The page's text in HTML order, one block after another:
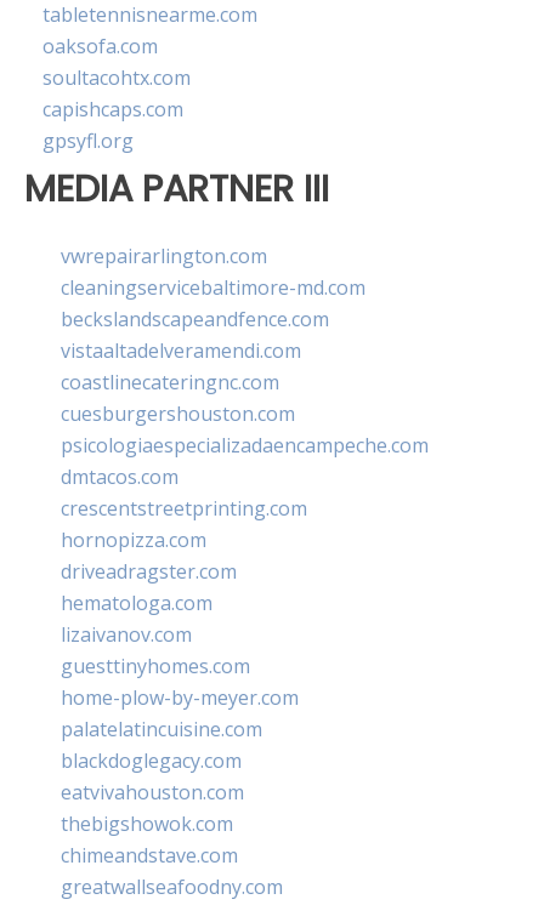
tabletennisnearme.com
oaksofa.com
soultacohtx.com
capishcaps.com
gpsyfl.org
MEDIA PARTNER III
vwrepairarlington.com
cleaningservicebaltimore-md.com
beckslandscapeandfence.com
vistaaltadelveramendi.com
coastlinecateringnc.com
cuesburgershouston.com
psicologiaespecializadaencampeche.com
dmtacos.com
crescentstreetprinting.com
hornopizza.com
driveadragster.com
hematologa.com
lizaivanov.com
guesttinyhomes.com
home-plow-by-meyer.com
palatelatincuisine.com
blackdoglegacy.com
eatvivahouston.com
thebigshowok.com
chimeandstave.com
greatwallseafoodny.com